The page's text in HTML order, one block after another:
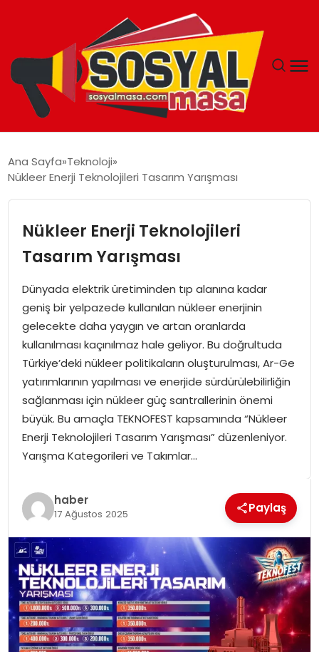
GÜNCEL
TEKNOLOJI
EĞITIM
SPOR
GÜNDEM
MAGAZIN
Ana Sayfa Teknoloji
Nükleer Enerji Teknolojileri Tasarım Yarışması
Nükleer Enerji Teknolojileri
Tasarım Yarışması
Dünyada elektrik üretiminden tıp alanına kadar
geniş bir yelpazede kullanılan nükleer enerjinin
gelecekte daha yaygın ve artan oranlarda
kullanılması kaçınılmaz hale geliyor. Bu doğrultuda
Türkiye’deki nükleer politikaların oluşturulması, Ar-Ge
yatırımlarının yapılması ve enerjide sürdürülebilirliğin
sağlanması için nükleer güç santrallerinin önemi
büyük. Bu amaçla TEKNOFEST kapsamında “Nükleer
Enerji Teknolojileri Tasarım Yarışması” düzenleniyor.
Yarışma Kategorileri ve Takımlar…
haber
17 Ağustos 2025 Paylaş